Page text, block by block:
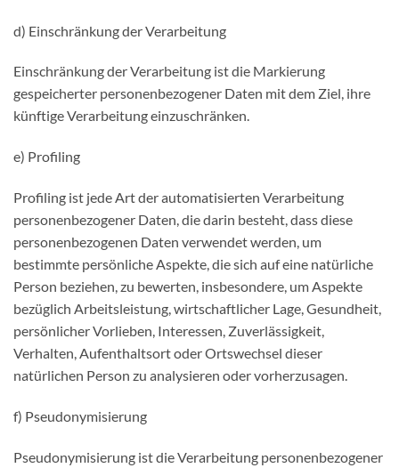
d) Einschränkung der Verarbeitung
Einschränkung der Verarbeitung ist die Markierung
gespeicherter personenbezogener Daten mit dem Ziel, ihre
künftige Verarbeitung einzuschränken.
e) Profiling
Profiling ist jede Art der automatisierten Verarbeitung
personenbezogener Daten, die darin besteht, dass diese
personenbezogenen Daten verwendet werden, um
bestimmte persönliche Aspekte, die sich auf eine natürliche
Person beziehen, zu bewerten, insbesondere, um Aspekte
bezüglich Arbeitsleistung, wirtschaftlicher Lage, Gesundheit,
persönlicher Vorlieben, Interessen, Zuverlässigkeit,
Verhalten, Aufenthaltsort oder Ortswechsel dieser
natürlichen Person zu analysieren oder vorherzusagen.
f) Pseudonymisierung
Pseudonymisierung ist die Verarbeitung personenbezogener